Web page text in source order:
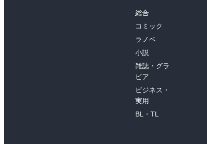
総合
コミック
ラノベ
小説
雑誌・グラ
ビア
ビジネス・
実用
BL・TL